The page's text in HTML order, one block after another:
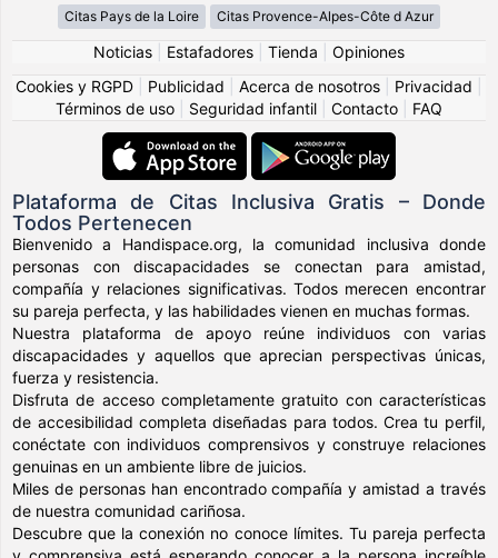
Citas Pays de la Loire Citas Provence-Alpes-Côte d Azur
Noticias Estafadores Tienda
Opiniones
Cookies y RGPD
Publicidad Acerca de nosotros Privacidad
Términos de uso
Seguridad infantil Contacto FAQ
Plataforma de Citas Inclusiva Gratis – Donde
Todos Pertenecen
Bienvenido a Handispace.org, la comunidad inclusiva donde
personas con discapacidades se conectan para amistad,
compañía y relaciones significativas. Todos merecen encontrar
su pareja perfecta, y las habilidades vienen en muchas formas.
Nuestra plataforma de apoyo reúne individuos con varias
discapacidades y aquellos que aprecian perspectivas únicas,
fuerza y resistencia.
Disfruta de acceso completamente gratuito con características
de accesibilidad completa diseñadas para todos. Crea tu perfil,
conéctate con individuos comprensivos y construye relaciones
genuinas en un ambiente libre de juicios.
Miles de personas han encontrado compañía y amistad a través
de nuestra comunidad cariñosa.
Descubre que la conexión no conoce límites. Tu pareja perfecta